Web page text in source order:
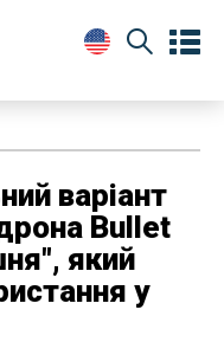
варіант
Bullet
який
у